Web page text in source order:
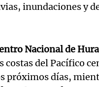
inundaciones y
Nacional de
costas del Pacífico
próximos días,